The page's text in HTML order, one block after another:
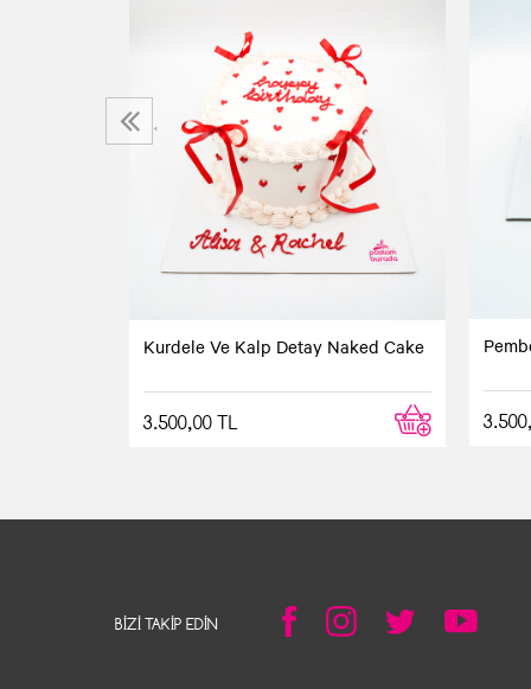
Kurdele Ve Kalp Detay Naked Cake
3.500,00 TL
‹
BIZI TAKIP EDIN